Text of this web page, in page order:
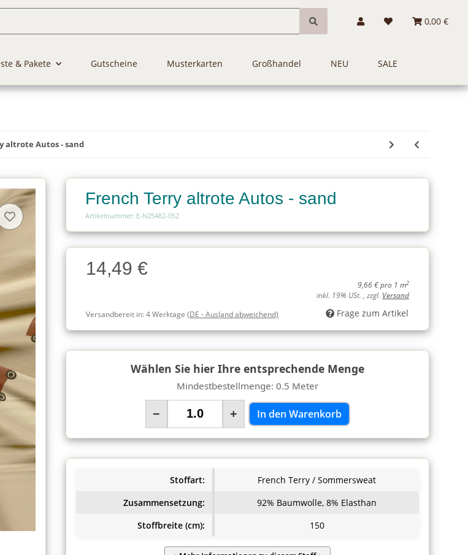
0,00 €
& Pakete Gutscheine Musterkarten Großhandel NEU SALE
altrote Autos - sand
French Terry altrote Autos - sand
Artikelnummer: E-N25482-052
Charge
Charge14,49 €
9,66 € pro 1 m2
inkl. 19% USt. , zzgl. Versand
Versandbereit in:4 Werktage (DE - Ausland abweichend) Frage zum Artikel
Wählen Sie hier Ihre entsprechende Menge
Mindestbestellmenge: 0.5 Meter
− + In den Warenkorb
Stoffart:
French Terry / Sommersweat
Zusammensetzung:
92% Baumwolle, 8% Elasthan
Stoffbreite (cm):
150